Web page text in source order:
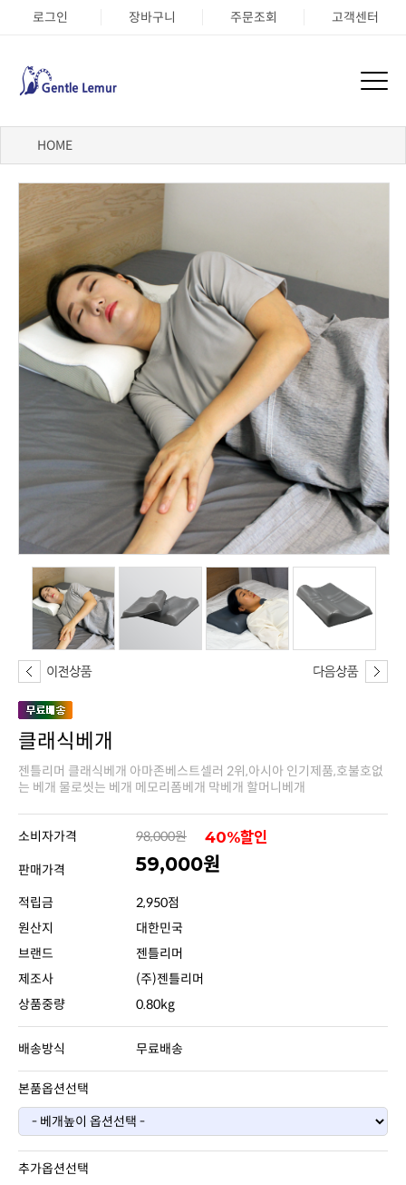
로그인 장바구니 주문조회 고객센터
HOME
클래식베개
는 베개 물로씻는 베개 메모리폼베개 막베개 할머니베개
소비자가격 98,000원 40%할인
판매가격 59,000원
적립금
2,950점
원산지
대한민국
브랜드
젠틀리머
제조사
(주)젠틀리머
상품중량
0.80kg
배송방식 무료배송
본품옵션선택
추가옵션선택